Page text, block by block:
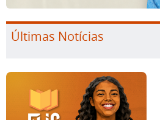
Últimas Notícias